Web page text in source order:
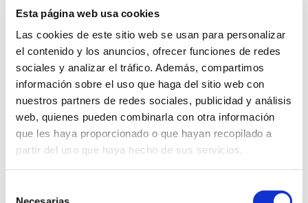
Esta página web usa cookies
Las cookies de este sitio web se usan para personalizar
el contenido y los anuncios, ofrecer funciones de redes
sociales y analizar el tráfico. Además, compartimos
información sobre el uso que haga del sitio web con
nuestros partners de redes sociales, publicidad y análisis
web, quienes pueden combinarla con otra información
que les haya proporcionado o que hayan recopilado a
partir del uso que haya hecho de sus servicios.
Contrato de servicios de
señalización horizontal en
San Vicente del Raspeig
Objeto
Contrato de servicios
de señalización
horizontal en San
Vicente del Raspeig